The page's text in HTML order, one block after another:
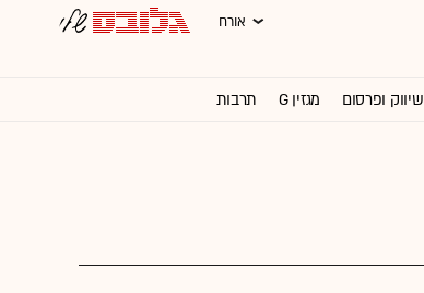
אורח
שיווק ופרסום מגזין G תרבות